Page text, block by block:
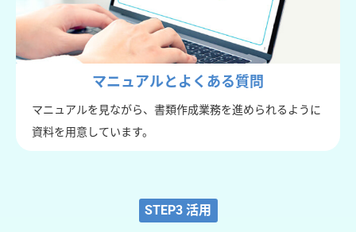
マニュアルとよくある質問
マニュアルを見ながら、書類作成業務を進められるように
資料を用意しています。
STEP3 活用